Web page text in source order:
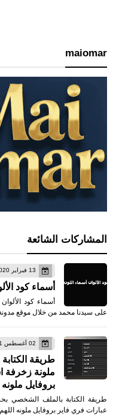
maiomar
المشاركات الشائعة
13 فبراير 2020
أسماء كود
أسماء كود
على سيدنا محمد من خلال موقع
02 أغسطس 2021
طريقة
ملونة زخرفة
بروفايل ملونه
طريقة الكتابة بالملف الشخصي
عبارات فري فاير بروفايل ملونه